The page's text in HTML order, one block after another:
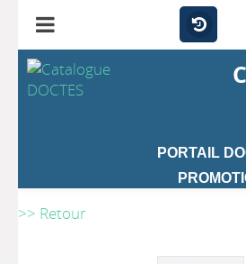
PORTAIL
>> Retour